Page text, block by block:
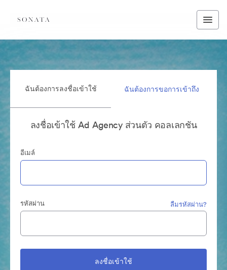
ฉันต้องการลงชื่อเข้าใช้ ฉันต้องการขอการเข้าถึง
ลงชื่อเข้าใช้ Ad Agency ส่วนตัว คอลเลกชัน
อีเมล์
รหัสผ่าน ลืมรหัสผ่าน?